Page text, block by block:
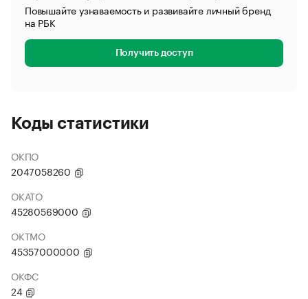
Повышайте узнаваемость и развивайте личный бренд
на РБК
Получить доступ
Коды статистики
ОКПО
2047058260
ОКАТО
45280569000
ОКТМО
45357000000
ОКФС
24